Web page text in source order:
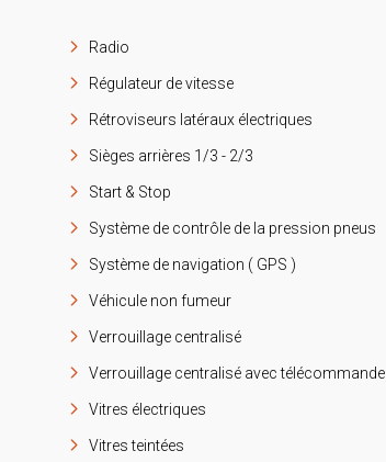
Radio
Régulateur de vitesse
Rétroviseurs latéraux électriques
Sièges arrières 1/3 - 2/3
Start & Stop
Système de contrôle de la pression pneus
Système de navigation ( GPS )
Véhicule non fumeur
Verrouillage centralisé
Verrouillage centralisé avec télécommande
Vitres électriques
Vitres teintées